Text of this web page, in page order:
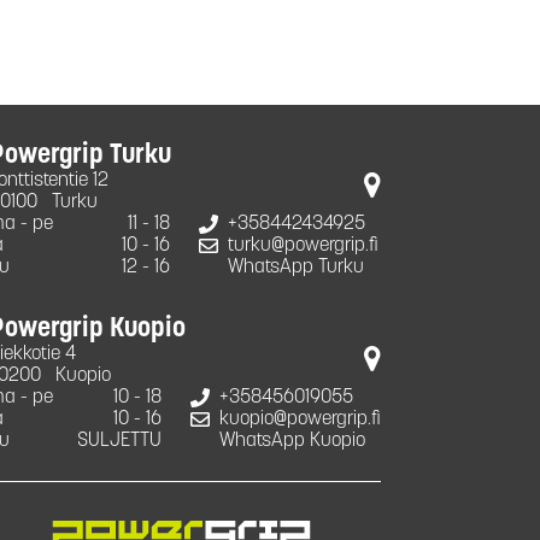
Turku
12
Turku
- pe
11 - 18
10 - 16
12 - 16
+358442434925
turku@powergrip.fi
WhatsApp Turku
Kuopio
4
Kuopio
- pe
10 - 18
10 - 16
SULJETTU
+358456019055
kuopio@powergrip.fi
WhatsApp Kuopio